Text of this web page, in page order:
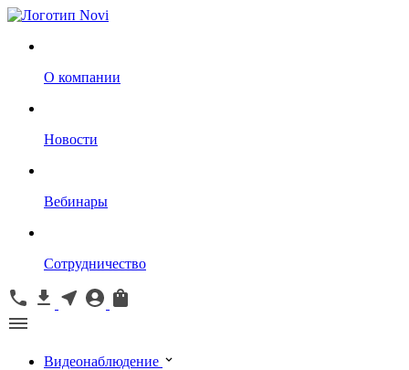
О компании
Новости
Вебинары
Сотрудничество
Видеонаблюдение